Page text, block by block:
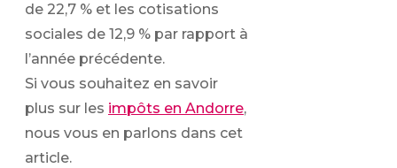
de 22,7 % et les cotisations
sociales de 12,9 % par rapport à
l’année précédente.
Si vous souhaitez en savoir
plus sur les impôts en Andorre,
nous vous en parlons dans cet
article.